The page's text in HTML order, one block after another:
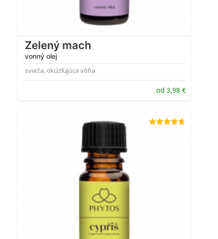
Zelený mach
vonný olej
svieža, okúzľujúca vôňa
od 3,98 €